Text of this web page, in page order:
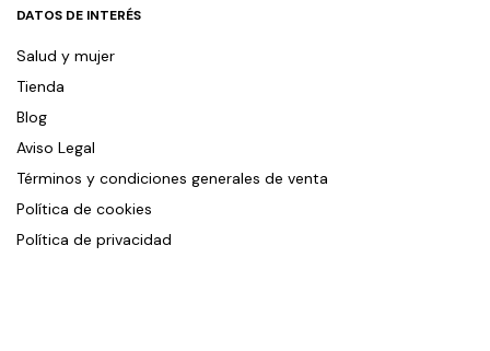
DATOS DE INTERÉS
Salud y mujer
Tienda
Blog
Aviso Legal
Términos y condiciones generales de venta
Política de cookies
Política de privacidad